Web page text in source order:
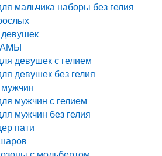
мальчика наборы без гелия
девушек с гелием
девушек без гелия
мужчин с гелием
мужчин без гелия
пати